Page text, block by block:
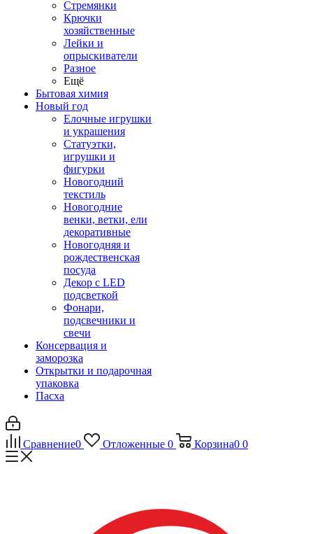
Стремянки
Крючки
хозяйственные
Лейки и
опрыскиватели
Разное
Ещё
Бытовая химия
Новый год
Елочные игрушки
и украшения
Статуэтки,
игрушки и
фигурки
Новогодний
текстиль
Новогодние
венки, ветки, ели
декоративные
Новогодняя и
рождественская
посуда
Декор с LED
подсветкой
Фонари,
подсвечники и
свечи
Консервация и
заморозка
Открытки и подарочная
упаковка
Пасха
Сравнение0 Отложенные 0 Корзина0 0